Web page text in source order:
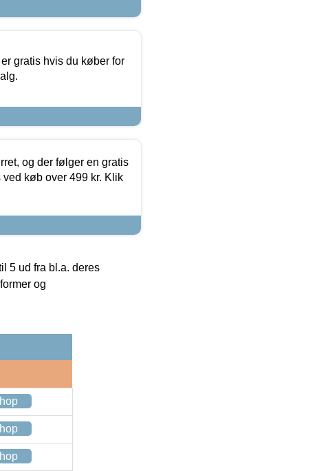
gratis hvis du køber for
og der følger en gratis
køb over 499 kr. Klik
5 ud fra bl.a. deres
og